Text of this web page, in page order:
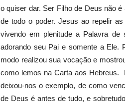
o quiser dar. Ser Filho de Deus não
de todo o poder. Jesus ao repelir
vivendo em plenitude a Palavra
adorando seu Pai e somente a Ele.
modo realizou sua vocação e
como lemos na Carta aos Hebreus.
deixou-nos o exemplo, de como
de Deus é antes de tudo, e